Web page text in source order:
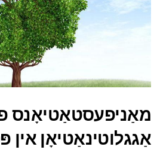
מאַניפעסטאַטיאָנס
אַגגלוטינאַטיאָן אין